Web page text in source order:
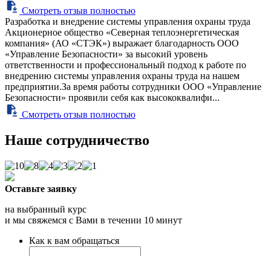
Смотреть отзыв полностью
Разработка и внедрение системы управления охраны труда
Акционерное общество «Северная теплоэнергетическая
компания» (АО «СТЭК») выражает благодарность ООО
«Управление Безопасности» за высокий уровень
ответственности и профессиональный подход к работе по
внедрению системы управления охраны труда на нашем
предприятии.За время работы сотрудники ООО «Управление
Безопасности» проявили себя как высококвалифи...
Смотреть отзыв полностью
Наше сотрудничество
Оставьте заявку
на выбранный курс
и мы свяжемся с Вами в течении 10 минут
Как к вам обращаться